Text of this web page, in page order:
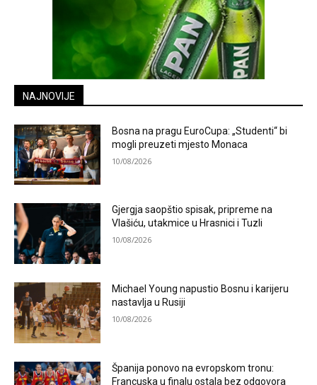
NAJNOVIJE
Bosna na pragu EuroCupa: „Studenti“ bi
mogli preuzeti mjesto Monaca
10/08/2026
Gjergja saopštio spisak, pripreme na
Vlašiću, utakmice u Hrasnici i Tuzli
10/08/2026
Michael Young napustio Bosnu i karijeru
nastavlja u Rusiji
10/08/2026
Španija ponovo na evropskom tronu:
Francuska u finalu ostala bez odgovora